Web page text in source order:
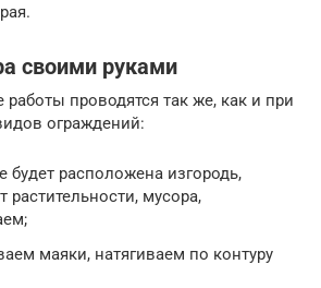
своими руками
проводятся так же, как и при
ограждений:
будет расположена изгородь,
растительности, мусора,
маяки, натягиваем по контуру